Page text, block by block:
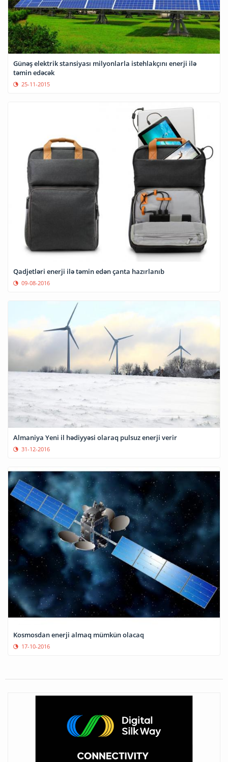
Günəş elektrik stansiyası milyonlarla istehlakçını enerji ilə
təmin edəcək
25-11-2015
Qadjetləri enerji ilə təmin edən çanta hazırlanıb
09-08-2016
Almaniya Yeni il hədiyyəsi olaraq pulsuz enerji verir
31-12-2016
Kosmosdan enerji almaq mümkün olacaq
17-10-2016